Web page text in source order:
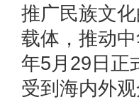
推广民族文
载体，推动
年5月29日正
受到海内外